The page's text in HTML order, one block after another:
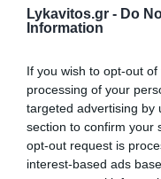
Lykavitos.gr - Do
Information
If you wish to opt-out
processing of your
targeted advertising by
section to confirm your
opt-out request is
interest-based ads
Συνελήφθη
επειδή
που φοράει